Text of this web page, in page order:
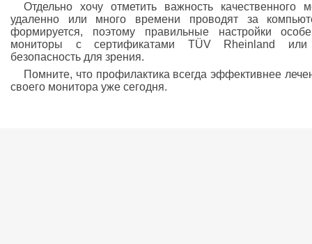
Отдельно хочу отметить важность качественного
удаленно или много времени проводят за
формируется, поэтому правильные настройки
мониторы с сертификатами TÜV Rheinland или
безопасность для зрения.
Помните, что профилактика всегда эффективнее
своего монитора уже сегодня.